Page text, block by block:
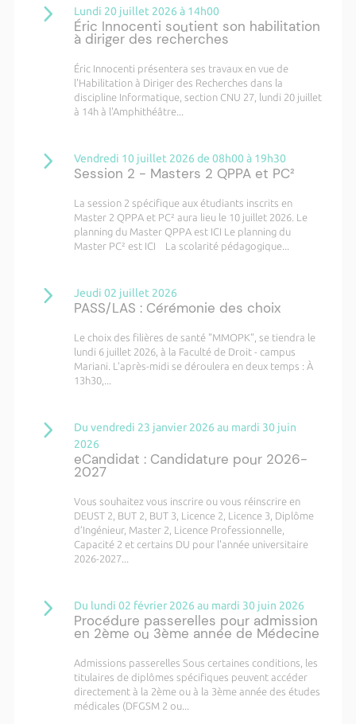
Lundi 20 juillet 2026 à 14h00
Éric Innocenti soutient son habilitation
à diriger des recherches
Éric Innocenti présentera ses travaux en vue de
l'Habilitation à Diriger des Recherches dans la
discipline Informatique, section CNU 27, lundi 20 juillet
à 14h à l'Amphithéâtre...
Vendredi 10 juillet 2026 de 08h00 à 19h30
Session 2 - Masters 2 QPPA et PC²
La session 2 spécifique aux étudiants inscrits en
Master 2 QPPA et PC² aura lieu le 10 juillet 2026. Le
planning du Master QPPA est ICI Le planning du
Master PC² est ICI La scolarité pédagogique...
Jeudi 02 juillet 2026
PASS/LAS : Cérémonie des choix
Le choix des filières de santé "MMOPK", se tiendra le
lundi 6 juillet 2026, à la Faculté de Droit - campus
Mariani. L’après-midi se déroulera en deux temps : À
13h30,...
Du vendredi 23 janvier 2026 au mardi 30 juin
2026
eCandidat : Candidature pour 2026-
2027
Vous souhaitez vous inscrire ou vous réinscrire en
DEUST 2, BUT 2, BUT 3, Licence 2, Licence 3, Diplôme
d’Ingénieur, Master 2, Licence Professionnelle,
Capacité 2 et certains DU pour l'année universitaire
2026-2027...
Du lundi 02 février 2026 au mardi 30 juin 2026
Procédure passerelles pour admission
en 2ème ou 3ème année de Médecine
Admissions passerelles Sous certaines conditions, les
titulaires de diplômes spécifiques peuvent accéder
directement à la 2ème ou à la 3ème année des études
médicales (DFGSM 2 ou...